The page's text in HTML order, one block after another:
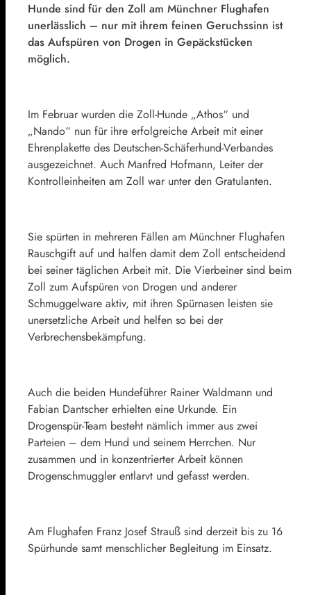
Hunde sind für den Zoll am Münchner Flughafen
unerlässlich – nur mit ihrem feinen Geruchssinn ist
das Aufspüren von Drogen in Gepäckstücken
möglich.
Im Februar wurden die Zoll-Hunde „Athos“ und
„Nando“ nun für ihre erfolgreiche Arbeit mit einer
Ehrenplakette des Deutschen-Schäferhund-Verbandes
ausgezeichnet. Auch Manfred Hofmann, Leiter der
Kontrolleinheiten am Zoll war unter den Gratulanten.
Sie spürten in mehreren Fällen am Münchner Flughafen
Rauschgift auf und halfen damit dem Zoll entscheidend
bei seiner täglichen Arbeit mit. Die Vierbeiner sind beim
Zoll zum Aufspüren von Drogen und anderer
Schmuggelware aktiv, mit ihren Spürnasen leisten sie
unersetzliche Arbeit und helfen so bei der
Verbrechensbekämpfung.
Auch die beiden Hundeführer Rainer Waldmann und
Fabian Dantscher erhielten eine Urkunde. Ein
Drogenspür-Team besteht nämlich immer aus zwei
Parteien – dem Hund und seinem Herrchen. Nur
zusammen und in konzentrierter Arbeit können
Drogenschmuggler entlarvt und gefasst werden.
Am Flughafen Franz Josef Strauß sind derzeit bis zu 16
Spürhunde samt menschlicher Begleitung im Einsatz.